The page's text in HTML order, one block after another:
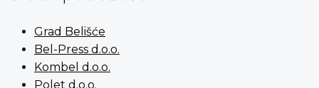
Grad Belišće
Bel-Press d.o.o.
Kombel d.o.o.
Polet d.o.o.